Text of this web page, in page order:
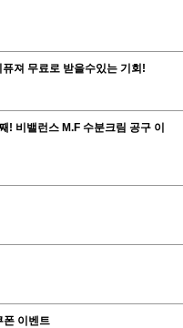
져 무료로 받을수있는 기회!
! 비밸런스 M.F 수분크림 공구 이
이벤트